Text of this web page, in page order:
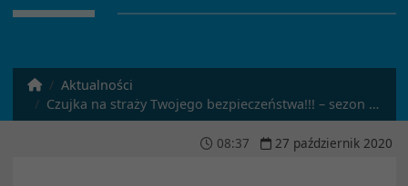
Aktualności
Czujka na straży Twojego bezpieczeństwa!!! – sezon grzewczy 2020-2021
08:37 27 październik 2020